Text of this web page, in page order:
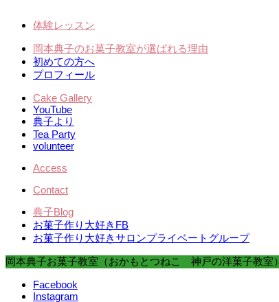
体験レッスン
岡本典子のお菓子教室が選ばれる理由
初めての方へ
プロフィール
Cake Gallery
YouTube
典子より
Tea Party
volunteer
Access
Contact
典子Blog
お菓子作り大好きFB
お菓子作り大好きサロンプライベートグループ
岡本典子お菓子教室（おかもとつねこ 神戸の洋菓子教室）
Facebook
Instagram